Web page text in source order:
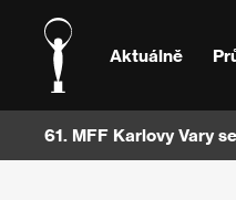
Aktuálně
61. MFF Karlovy Vary